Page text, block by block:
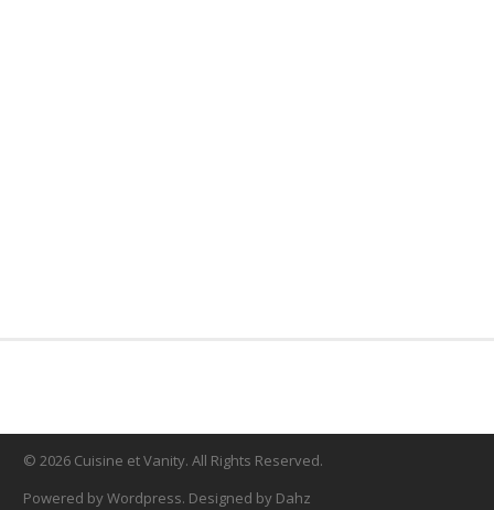
© 2026 Cuisine et Vanity. All Rights Reserved.
Powered by Wordpress. Designed by Dahz